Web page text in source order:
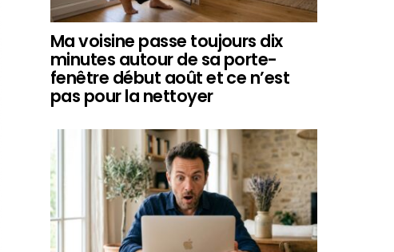
Ma voisine passe toujours dix
minutes autour de sa porte-
fenêtre début août et ce n’est
pas pour la nettoyer